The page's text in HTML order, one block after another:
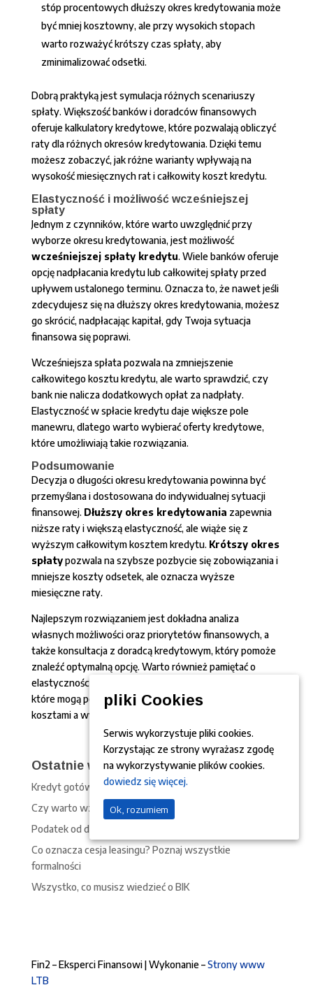
stóp procentowych dłuższy okres kredytowania może
być mniej kosztowny, ale przy wysokich stopach
warto rozważyć krótszy czas spłaty, aby
zminimalizować odsetki.
Dobrą praktyką jest symulacja różnych scenariuszy
spłaty. Większość banków i doradców finansowych
oferuje kalkulatory kredytowe, które pozwalają obliczyć
raty dla różnych okresów kredytowania. Dzięki temu
możesz zobaczyć, jak różne warianty wpływają na
wysokość miesięcznych rat i całkowity koszt kredytu.
Elastyczność i możliwość wcześniejszej
spłaty
Jednym z czynników, które warto uwzględnić przy
wyborze okresu kredytowania, jest możliwość
wcześniejszej spłaty kredytu. Wiele banków oferuje
opcję nadpłacania kredytu lub całkowitej spłaty przed
upływem ustalonego terminu. Oznacza to, że nawet jeśli
zdecydujesz się na dłuższy okres kredytowania, możesz
go skrócić, nadpłacając kapitał, gdy Twoja sytuacja
finansowa się poprawi.
Wcześniejsza spłata pozwala na zmniejszenie
całkowitego kosztu kredytu, ale warto sprawdzić, czy
bank nie nalicza dodatkowych opłat za nadpłaty.
Elastyczność w spłacie kredytu daje większe pole
manewru, dlatego warto wybierać oferty kredytowe,
które umożliwiają takie rozwiązania.
Podsumowanie
Decyzja o długości okresu kredytowania powinna być
przemyślana i dostosowana do indywidualnej sytuacji
finansowej. Dłuższy okres kredytowania zapewnia
niższe raty i większą elastyczność, ale wiąże się z
wyższym całkowitym kosztem kredytu. Krótszy okres
spłatypozwala na szybsze pozbycie się zobowiązania i
mniejsze koszty odsetek, ale oznacza wyższe
miesięczne raty.
Najlepszym rozwiązaniem jest dokładna analiza
własnych możliwości oraz priorytetów finansowych, a
także konsultacja z doradcą kredytowym, który pomoże
znaleźć optymalną opcję. Warto również pamiętać o
elastyczności w spłacie kredytu i możliwości nadpłat,
które mogą pomóc w osiągnięciu równowagi między
kosztami a wygodą spłaty.
Ostatnie wpisy
Kredyt gotówkowy krok po kroku
Czy warto wziąć kredyt na wesele?
Podatek od darowizny a kredyt hipoteczny
Co oznacza cesja leasingu? Poznaj wszystkie
formalności
Wszystko, co musisz wiedzieć o BIK
Fin2 – Eksperci Finansowi | Wykonanie –Strony www
LTB
pliki Cookies
Serwis wykorzystuje pliki cookies.
Korzystając ze strony wyrażasz zgodę
na wykorzystywanie plików cookies.
dowiedz się więcej.
Ok, rozumiem